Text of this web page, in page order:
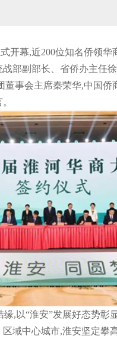
开幕,近200位知名侨领
部副部长、省侨办主任
董事会主席秦荣华,中国
缘,以“淮安”发展好态势彰
域中心城市,淮安坚定攀